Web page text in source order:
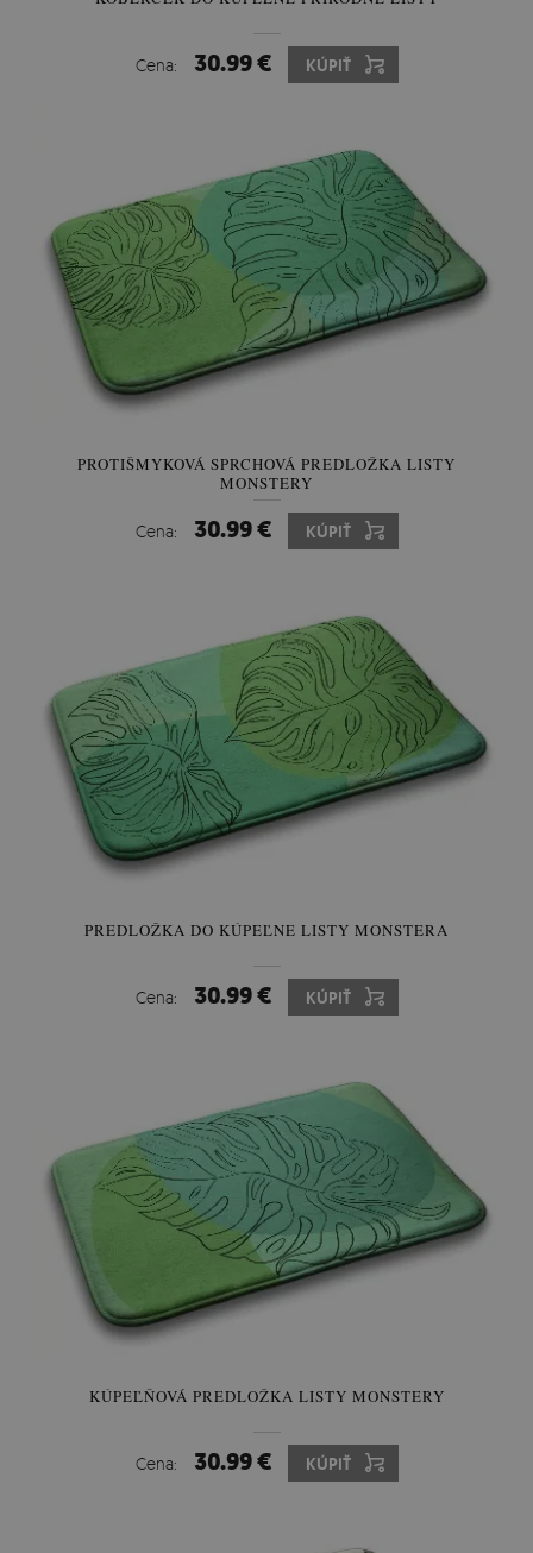
Cena: 30.99 € KÚPIŤ
PROTIŠMYKOVÁ SPRCHOVÁ PREDLOŽKA LISTY
MONSTERY
Cena: 30.99 € KÚPIŤ
PREDLOŽKA DO KÚPEĽNE LISTY MONSTERA
Cena: 30.99 € KÚPIŤ
KÚPEĽŇOVÁ PREDLOŽKA LISTY MONSTERY
Cena: 30.99 € KÚPIŤ